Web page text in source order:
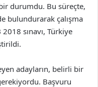
durumdu. Bu süreçte,
bulundurarak çalışma
sınavı, Türkiye
adayların, belirli bir
Başvuru